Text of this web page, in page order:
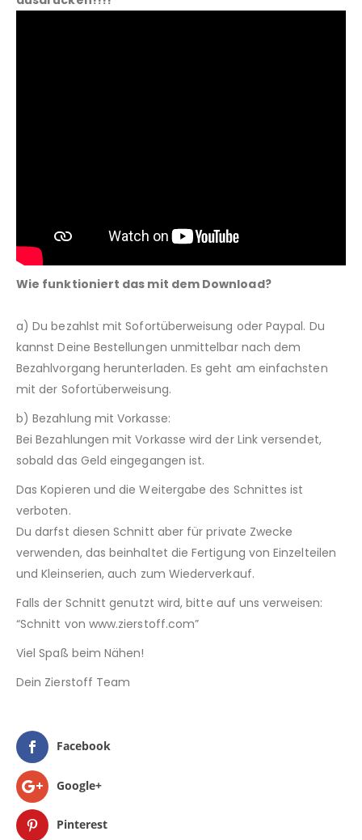
Wie funktioniert das mit dem Download?
a) Du bezahlst mit Sofortüberweisung oder Paypal. Du
kannst Deine Bestellungen unmittelbar nach dem
Bezahlvorgang herunterladen. Es geht am einfachsten
mit der Sofortüberweisung.
b) Bezahlung mit Vorkasse:
Bei Bezahlungen mit Vorkasse wird der Link versendet,
sobald das Geld eingegangen ist.
Das Kopieren und die Weitergabe des Schnittes ist
verboten.
Du darfst diesen Schnitt aber für private Zwecke
verwenden, das beinhaltet die Fertigung von Einzelteilen
und Kleinserien, auch zum Wiederverkauf.
Falls der Schnitt genutzt wird, bitte auf uns verweisen:
“Schnitt von www.zierstoff.com”
Viel Spaß beim Nähen!
Dein Zierstoff Team
Facebook
Google+
Pinterest